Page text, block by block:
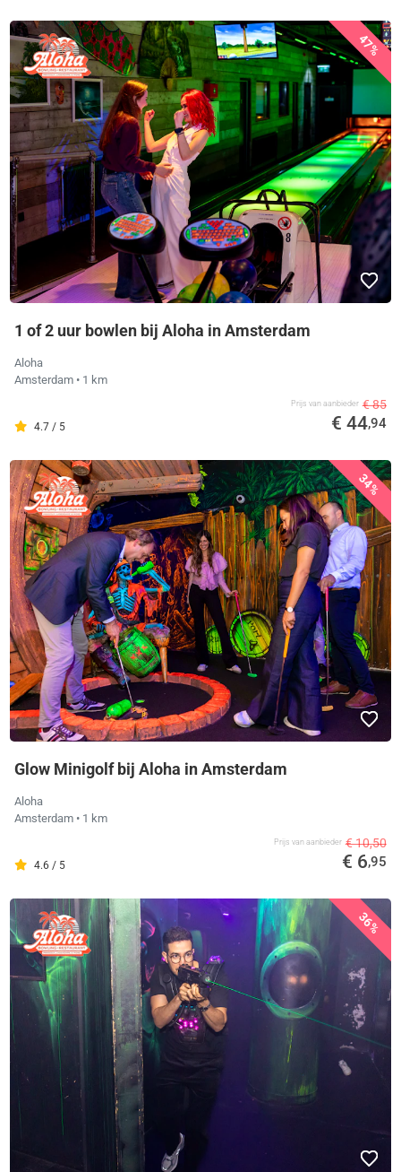
47%
1 of 2 uur bowlen bij Aloha in Amsterdam
Aloha
Amsterdam • 1 km
4.7 / 5
Prijs van aanbieder € 85
€ 44,94
34%
Glow Minigolf bij Aloha in Amsterdam
Aloha
Amsterdam • 1 km
4.6 / 5
Prijs van aanbieder € 10,50
€ 6,95
36%